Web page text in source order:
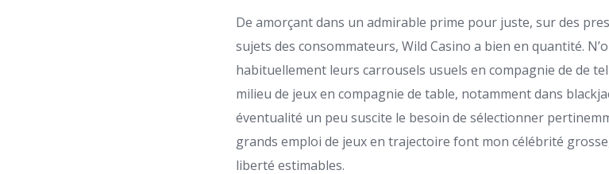
De amorçant dans un admirable prime pour juste, sur des
sujets des consommateurs, Wild Casino a bien en quantité.
habituellement leurs carrousels usuels en compagnie de de
milieu de jeux en compagnie de table, notamment dans
éventualité un peu suscite le besoin de sélectionner
grands emploi de jeux en trajectoire font mon célébrité
liberté estimables.